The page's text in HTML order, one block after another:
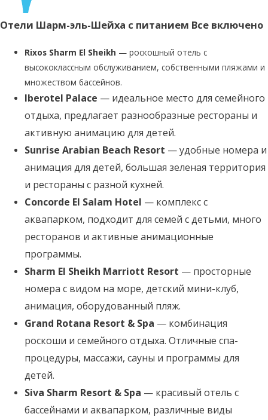
Отели Шарм-эль-Шейха с питанием Все включено
Rixos Sharm El Sheikh — роскошный отель с
высококлассным обслуживанием, собственными пляжами и
множеством бассейнов.
Iberotel Palace — идеальное место для семейного
отдыха, предлагает разнообразные рестораны и
активную анимацию для детей.
Sunrise Arabian Beach Resort — удобные номера и
анимация для детей, большая зеленая территория
и рестораны с разной кухней.
Concorde El Salam Hotel — комплекс с
аквапарком, подходит для семей с детьми, много
ресторанов и активные анимационные
программы.
Sharm El Sheikh Marriott Resort — просторные
номера с видом на море, детский мини-клуб,
анимация, оборудованный пляж.
Grand Rotana Resort & Spa — комбинация
роскоши и семейного отдыха. Отличные спа-
процедуры, массажи, сауны и программы для
детей.
Siva Sharm Resort & Spa — красивый отель с
бассейнами и аквапарком, различные виды